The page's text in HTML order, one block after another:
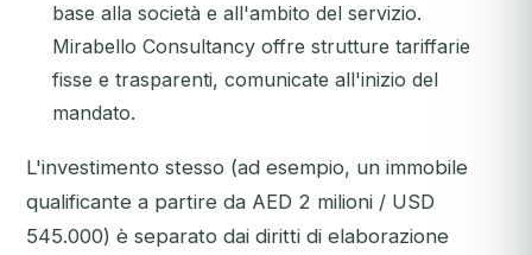
base alla società e all'ambito del servizio.
Mirabello Consultancy offre strutture tariffarie
fisse e trasparenti, comunicate all'inizio del
mandato.
L'investimento stesso (ad esempio, un immobile
qualificante a partire da AED 2 milioni / USD
545.000) è separato dai diritti di elaborazione